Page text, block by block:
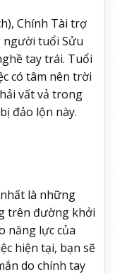
Chính Tài trợ
người tuổi Sửu
tay trái. Tuổi
có tâm nên trời
vất vả trong
đảo lộn này.
là những
trên đường khởi
năng lực của
hiện tại, bạn sẽ
do chính tay